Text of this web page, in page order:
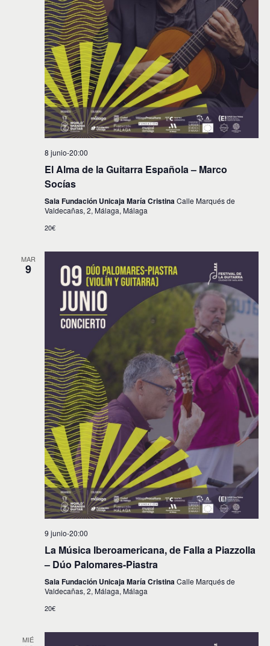
8 junio-20:00
El Alma de la Guitarra Española – Marco
Socías
Sala Fundación Unicaja María CristinaCalle Marqués de
Valdecañas, 2, Málaga, Málaga
20€
MAR
9
9 junio-20:00
La Música Iberoamericana, de Falla a Piazzolla
– Dúo Palomares-Piastra
Sala Fundación Unicaja María CristinaCalle Marqués de
Valdecañas, 2, Málaga, Málaga
20€
MIÉ